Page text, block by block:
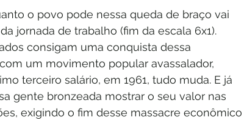
o povo pode nessa queda de braço vai
jornada de trabalho (fim da escala 6x1).
consigam uma conquista dessa
um movimento popular avassalador,
terceiro salário, em 1961, tudo muda. E já
gente bronzeada mostrar o seu valor nas
exigindo o fim desse massacre econômico